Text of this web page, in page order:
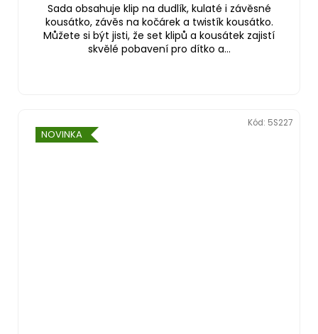
Sada obsahuje klip na dudlík, kulaté i závěsné
kousátko, závěs na kočárek a twistík kousátko.
Můžete si být jisti, že set klipů a kousátek zajistí
skvělé pobavení pro dítko a...
NOVINKA
Kód: 5S227